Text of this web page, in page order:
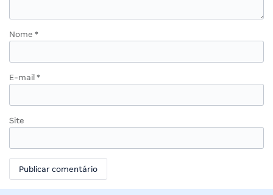
Nome *
E-mail *
Site